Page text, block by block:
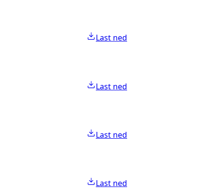
Last ned
Last ned
Last ned
Last ned